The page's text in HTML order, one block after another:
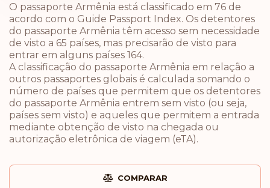
O passaporte Armênia está classificado em 76 de
acordo com o Guide Passport Index. Os detentores
do passaporte Armênia têm acesso sem necessidade
de visto a 65 países, mas precisarão de visto para
entrar em alguns países 164.
A classificação do passaporte Armênia em relação a
outros passaportes globais é calculada somando o
número de países que permitem que os detentores
do passaporte Armênia entrem sem visto (ou seja,
países sem visto) e aqueles que permitem a entrada
mediante obtenção de visto na chegada ou
autorização eletrônica de viagem (eTA).
COMPARAR